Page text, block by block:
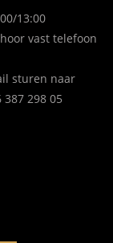
13:00
vast telefoon
sturen naar
298 05